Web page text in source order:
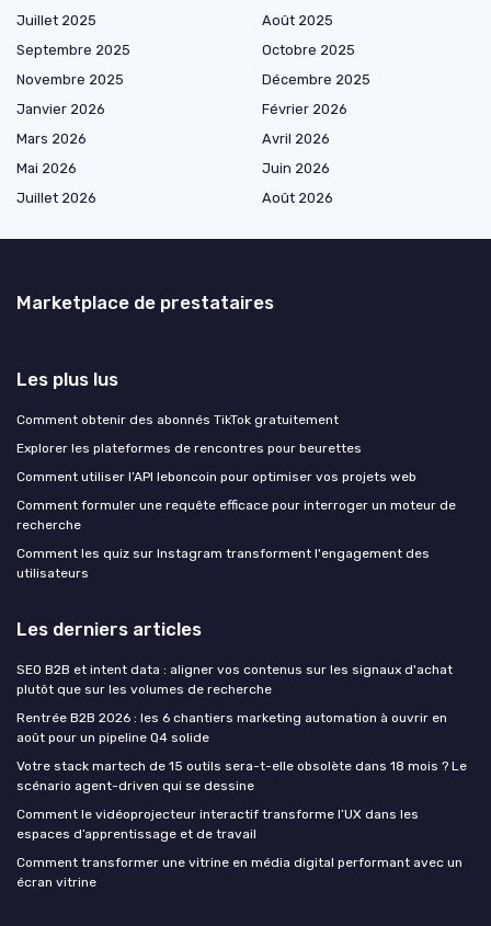
Juillet 2025
Août 2025
Septembre 2025
Octobre 2025
Novembre 2025
Décembre 2025
Janvier 2026
Février 2026
Mars 2026
Avril 2026
Mai 2026
Juin 2026
Juillet 2026
Août 2026
Marketplace de prestataires
Les plus lus
Comment obtenir des abonnés TikTok gratuitement
Explorer les plateformes de rencontres pour beurettes
Comment utiliser l’API leboncoin pour optimiser vos projets web
Comment formuler une requête efficace pour interroger un moteur de
recherche
Comment les quiz sur Instagram transforment l'engagement des
utilisateurs
Les derniers articles
SEO B2B et intent data : aligner vos contenus sur les signaux d'achat
plutôt que sur les volumes de recherche
Rentrée B2B 2026 : les 6 chantiers marketing automation à ouvrir en
août pour un pipeline Q4 solide
Votre stack martech de 15 outils sera-t-elle obsolète dans 18 mois ? Le
scénario agent-driven qui se dessine
Comment le vidéoprojecteur interactif transforme l’UX dans les
espaces d’apprentissage et de travail
Comment transformer une vitrine en média digital performant avec un
écran vitrine